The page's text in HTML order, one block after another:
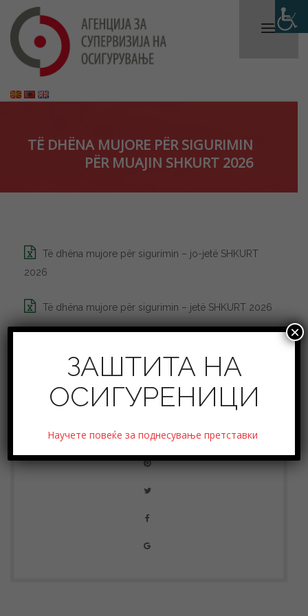
TË DHËNA MUJORE PËR SIGURIMIN
PËR MUAJIN SHKURT 2026
Të dhëna mujore për sigurimin – jo-jetë SHKURT
2026
Të dhëna mujore për sigurimin – jetë SHKURT 2026
SHARE THIS POST
ЗАШТИТА НА
ОСИГУРЕНИЦИ
Научете повеќе за поднесување претставки
×